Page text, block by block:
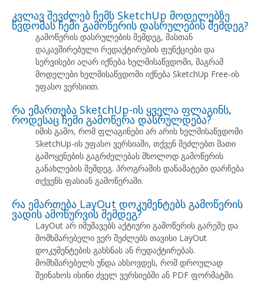
კვლავ შევძლებ ჩემს SketchUp მოდელებზე
წვდომას ჩემი გამოწერის დასრულების შემდეგ?
გამოწერის დასრულების შემდეგ, მასთან
დაკავშირებული რედაქტირების ფუნქციები და
სერვისები აღარ იქნება ხელმისაწვდომი, მაგრამ
მოდელები ხელმისაწვდომი იქნება SketchUp Free-ის
უფასო ვერსიით.
რა ემართება SketchUp-ის ყველა ფლაგინს,
როდესაც ჩემი გამოწერა დასრულდება?
იმის გამო, რომ ფლაგინები არ არის ხელმისაწვდომი
SketchUp-ის უფასო ვერსიაში, თქვენ შეძლებთ მათი
გამოყენების გაგრძელებას მხოლოდ გამოწერის
განახლების შემდეგ. პროგრამის დანამატები დარჩება
თქვენს ფასიან გამოწერაში.
რა ემართება LayOut დოკუმენტებს გამოწერის
ვადის ამოწურვის შემდეგ?
LayOut არ იმუშავებს აქტიური გამოწერის გარეშე და
მომხმარებელი ვერ შეძლებს თავისი LayOut
დოკუმენტების გახსნას ან რედაქტირებას.
მომხმარებელს უნდა ახსოვდეს, რომ დროულად
შეინახოს ისინი ძველ ვერსიებში ან PDF ფორმატში.